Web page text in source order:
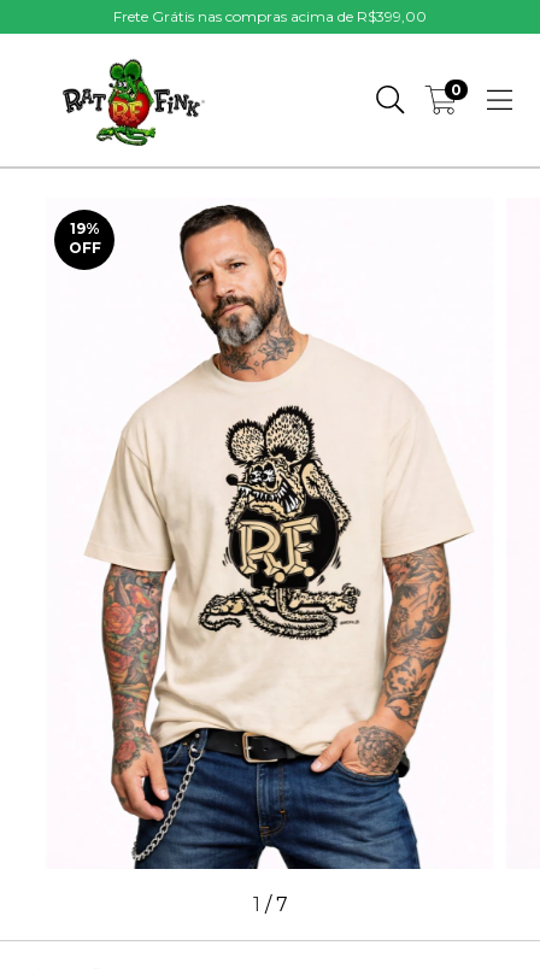
Frete Grátis nas compras acima de R$399,00
0
19%
OFF
1 /7